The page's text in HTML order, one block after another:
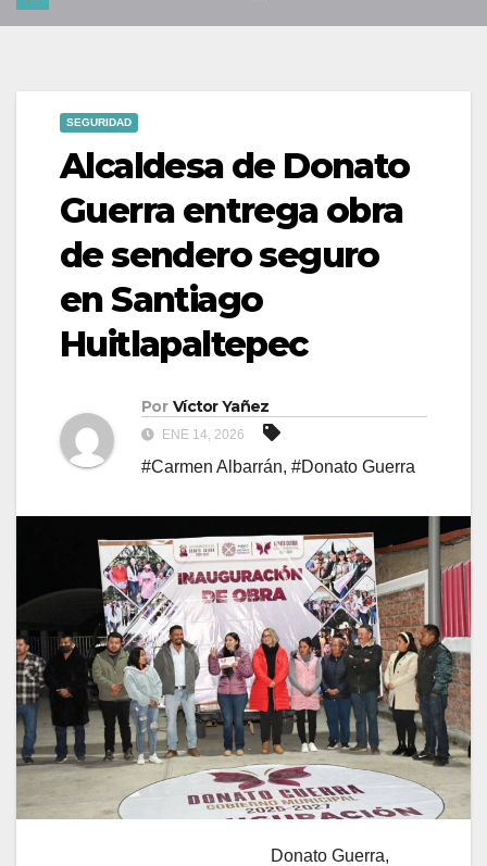
SEGURIDAD
Alcaldesa de Donato
Guerra entrega obra
de sendero seguro
en Santiago
Huitlapaltepec
Por Víctor Yañez
ENE 14, 2026
#Carmen Albarrán, #Donato Guerra
Donato Guerra,